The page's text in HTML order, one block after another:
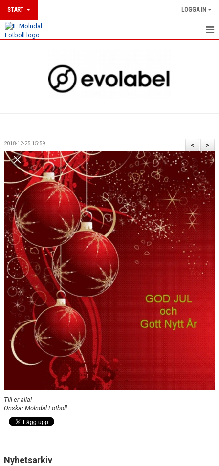
START LOGGA IN
UTBILDNINGAR
MATCHER
KALENDER
MEDLEMSKAP & ANMÄLAN
MEDLEMSAVGIFTER
MÅNADSBREV
>
<
2018-12-25 15:59
Till er alla!
Önskar Mölndal Fotboll
Nyhetsarkiv